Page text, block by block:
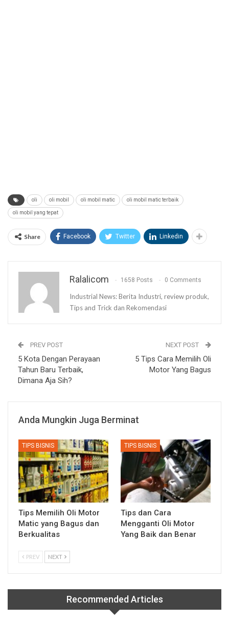
oli oli mobil oli mobil matic oli mobil matic terbaik
oli mobil yang tepat
Share Facebook Twitter Linkedin
Ralalicom 1658 Posts 0 Comments
Industrial News: Berita Industri, review produk,
Tips and Trick dan Rekomendasi
PREV POST
5 Kota Dengan Perayaan
Tahun Baru Terbaik,
Dimana Aja Sih?
NEXT POST
5 Tips Cara Memilih Oli
Motor Yang Bagus
Anda Mungkin Juga Berminat
TIPS BISNIS
Tips Memilih Oli Motor
Matic yang Bagus dan
Berkualitas
TIPS BISNIS
Tips dan Cara
Mengganti Oli Motor
Yang Baik dan Benar
PREV NEXT
Recommended Articles